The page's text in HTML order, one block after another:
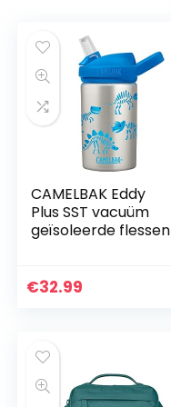
CAMELBAK Eddy
Plus SST vacuüm
geïsoleerde flessen
€32.99